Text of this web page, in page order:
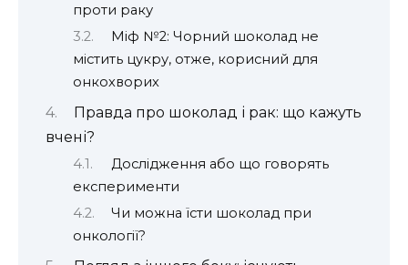
проти раку
Міф №2: Чорний шоколад не
містить цукру, отже, корисний для
онкохворих
Правда про шоколад і рак: що кажуть
вчені?
Дослідження або що говорять
експерименти
Чи можна їсти шоколад при
онкології?